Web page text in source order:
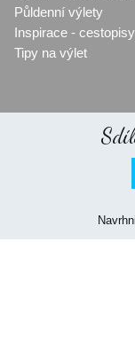
Půldenní výlety
Inspirace - cestopisy
Tipy na výlet